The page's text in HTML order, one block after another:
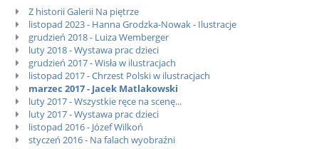
Galeria
Na
Piętrze
Z historii Galerii Na piętrze
listopad 2023 - Hanna Grodzka-Nowak - Ilustracje
grudzień 2018 - Luiza Wemberger
luty 2018 - Wystawa prac dzieci
grudzień 2017 - Wisła w ilustracjach
listopad 2017 - Chrzest Polski w ilustracjach
marzec 2017 - Jacek Matlakowski
luty 2017 - Wszystkie ręce na scenę...
luty 2017 - Wystawa prac dzieci
listopad 2016 - Józef Wilkoń
styczeń 2016 - Na falach wyobraźni